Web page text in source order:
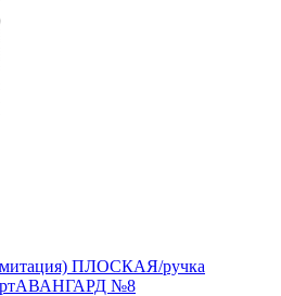
ПЛОСКАЯ/ручка
№8